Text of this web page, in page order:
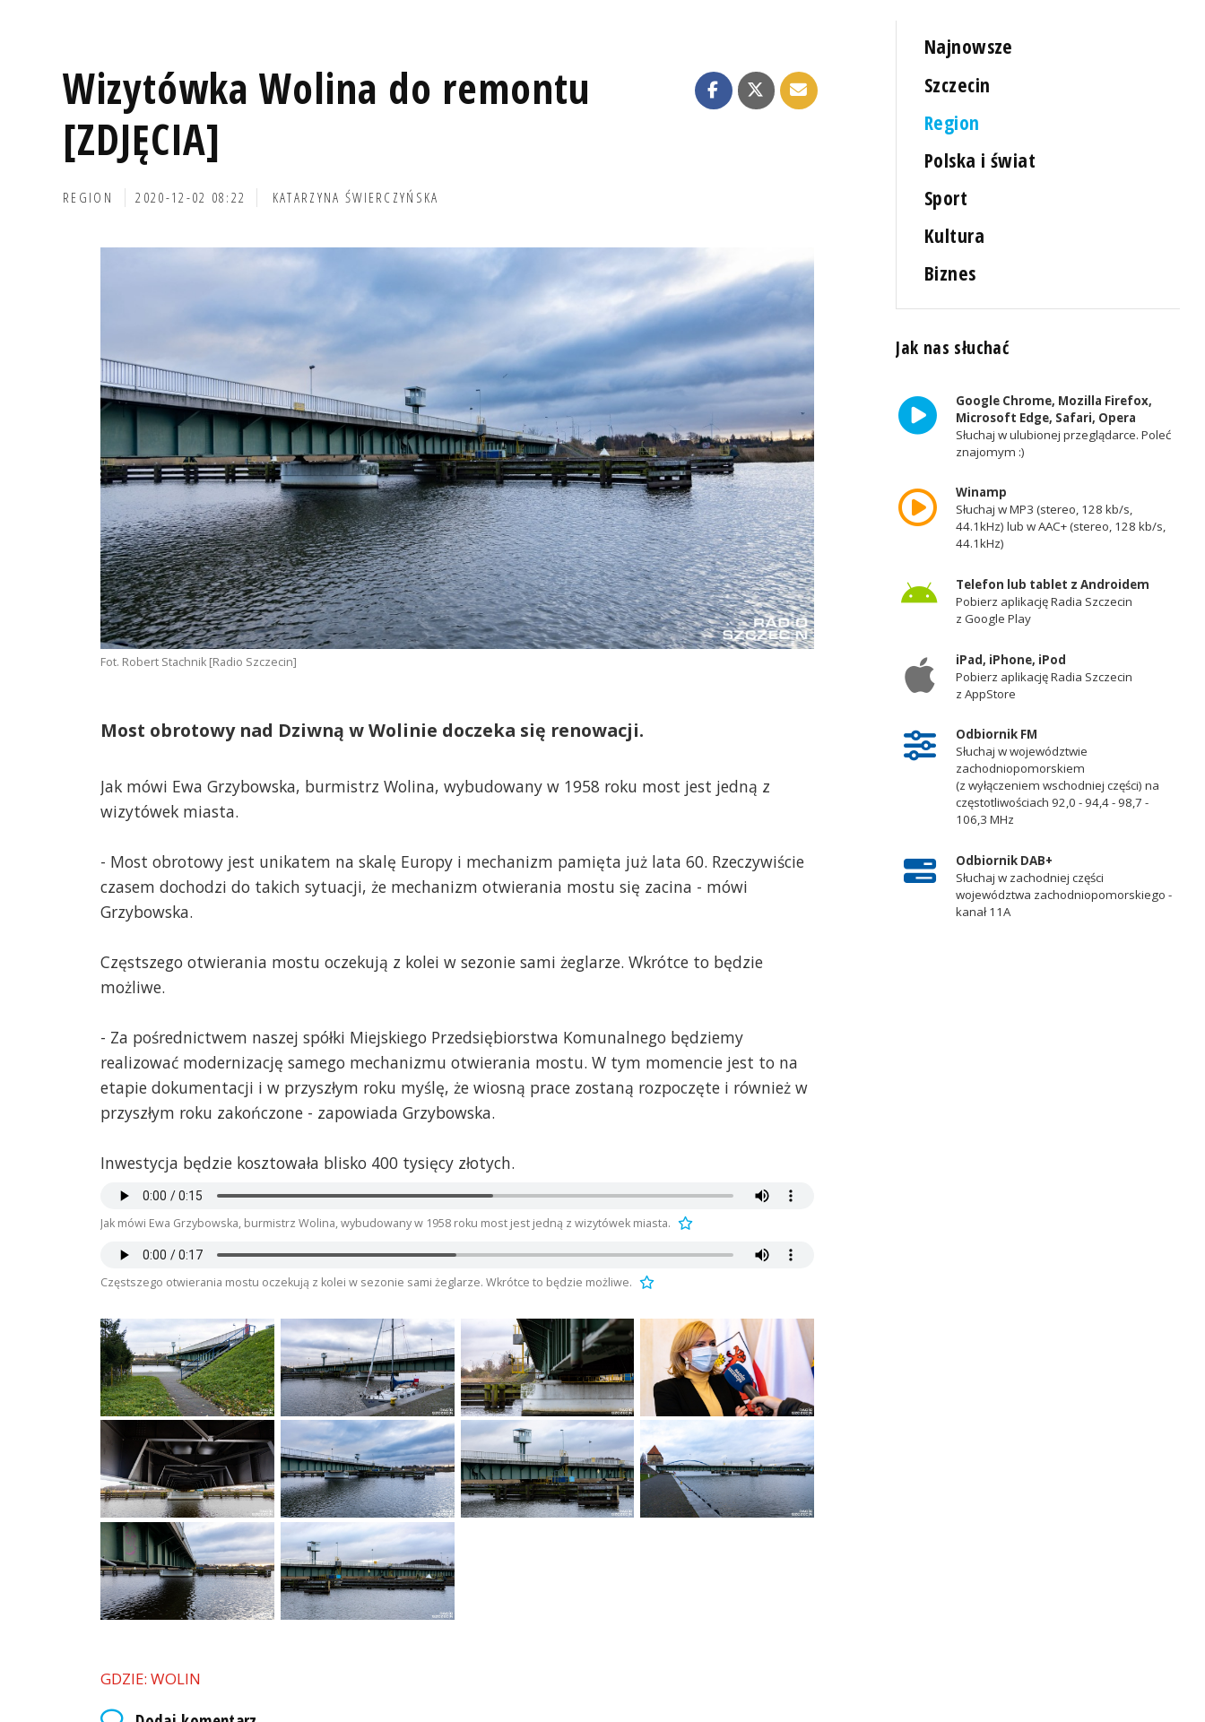
Wizytówka Wolina do remontu
[ZDJĘCIA]
REGION 2020-12-02 08:22 KATARZYNA ŚWIERCZYŃSKA
Fot. Robert Stachnik [Radio Szczecin]
Most obrotowy nad Dziwną w Wolinie doczeka się renowacji.
Jak mówi Ewa Grzybowska, burmistrz Wolina, wybudowany w 1958 roku most jest jedną z
wizytówek miasta.
- Most obrotowy jest unikatem na skalę Europy i mechanizm pamięta już lata 60. Rzeczywiście
czasem dochodzi do takich sytuacji, że mechanizm otwierania mostu się zacina - mówi
Grzybowska.
Częstszego otwierania mostu oczekują z kolei w sezonie sami żeglarze. Wkrótce to będzie
możliwe.
- Za pośrednictwem naszej spółki Miejskiego Przedsiębiorstwa Komunalnego będziemy
realizować modernizację samego mechanizmu otwierania mostu. W tym momencie jest to na
etapie dokumentacji i w przyszłym roku myślę, że wiosną prace zostaną rozpoczęte i również w
przyszłym roku zakończone - zapowiada Grzybowska.
Inwestycja będzie kosztowała blisko 400 tysięcy złotych.
Jak mówi Ewa Grzybowska, burmistrz Wolina, wybudowany w 1958 roku most jest jedną z wizytówek miasta.
Częstszego otwierania mostu oczekują z kolei w sezonie sami żeglarze. Wkrótce to będzie możliwe.
GDZIE: WOLIN
Najnowsze
Szczecin
Region
Polska i świat
Sport
Kultura
Biznes
Jak nas słuchać
Google Chrome, Mozilla Firefox,
Microsoft Edge, Safari, Opera
Słuchaj w ulubionej przeglądarce. Poleć
znajomym :)
Winamp
Słuchaj w MP3 (stereo, 128 kb/s,
44.1kHz) lub w AAC+ (stereo, 128 kb/s,
44.1kHz)
Telefon lub tablet z Androidem
Pobierz aplikację Radia Szczecin
z Google Play
iPad, iPhone, iPod
Pobierz aplikację Radia Szczecin
z AppStore
Odbiornik FM
Słuchaj w województwie
zachodniopomorskiem
(z wyłączeniem wschodniej części) na
częstotliwościach 92,0 - 94,4 - 98,7 -
106,3 MHz
Odbiornik DAB+
Słuchaj w zachodniej części
województwa zachodniopomorskiego -
kanał 11A